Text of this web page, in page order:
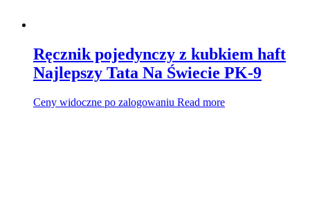
Ręcznik pojedynczy z kubkiem haft
Najlepszy Tata Na Świecie PK-9
Ceny widoczne po zalogowaniu Read more